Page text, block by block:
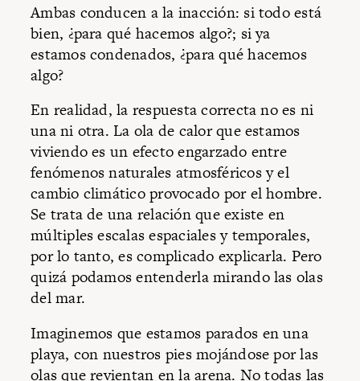
Ambas conducen a la inacción: si todo está
bien, ¿para qué hacemos algo?; si ya
estamos condenados, ¿para qué hacemos
algo?
En realidad, la respuesta correcta no es ni
una ni otra. La ola de calor que estamos
viviendo es un efecto engarzado entre
fenómenos naturales atmosféricos y el
cambio climático provocado por el hombre.
Se trata de una relación que existe en
múltiples escalas espaciales y temporales,
por lo tanto, es complicado explicarla. Pero
quizá podamos entenderla mirando las olas
del mar.
Imaginemos que estamos parados en una
playa, con nuestros pies mojándose por las
olas que revientan en la arena. No todas las